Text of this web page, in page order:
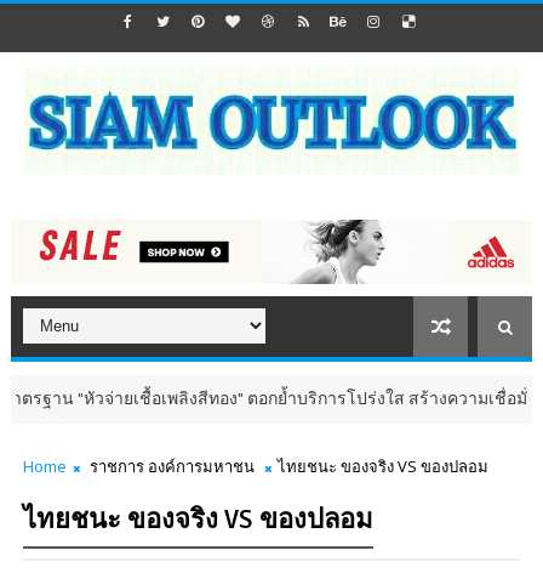
"หัวจ่ายเชื้อเพลิงสีทอง" ตอกย้ำบริการโปร่งใส สร้างความเชื่อมั่นผู้บริโภค
Home ราชการ องค์การมหาชน ไทยชนะ ของจริง VS ของปลอม
ไทยชนะ ของจริง VS ของปลอม